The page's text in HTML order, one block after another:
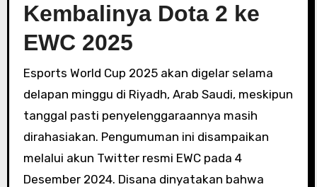
Kembalinya Dota 2 ke
EWC 2025
Esports World Cup 2025 akan digelar selama
delapan minggu di Riyadh, Arab Saudi, meskipun
tanggal pasti penyelenggaraannya masih
dirahasiakan. Pengumuman ini disampaikan
melalui akun Twitter resmi EWC pada 4
Desember 2024. Disana dinyatakan bahwa